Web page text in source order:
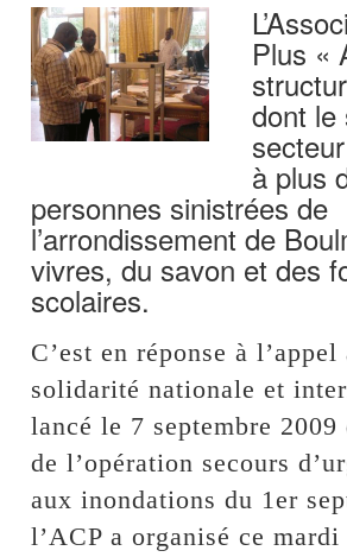
Plus «
dont le
à plus
personnes sinistrées de
l’arrondissement de
vivres, du savon et des
scolaires.
C’est en réponse à l’appel
solidarité nationale et
lancé le 7 septembre 2009
de l’opération secours
aux inondations du 1er
l’ACP a organisé ce mardi